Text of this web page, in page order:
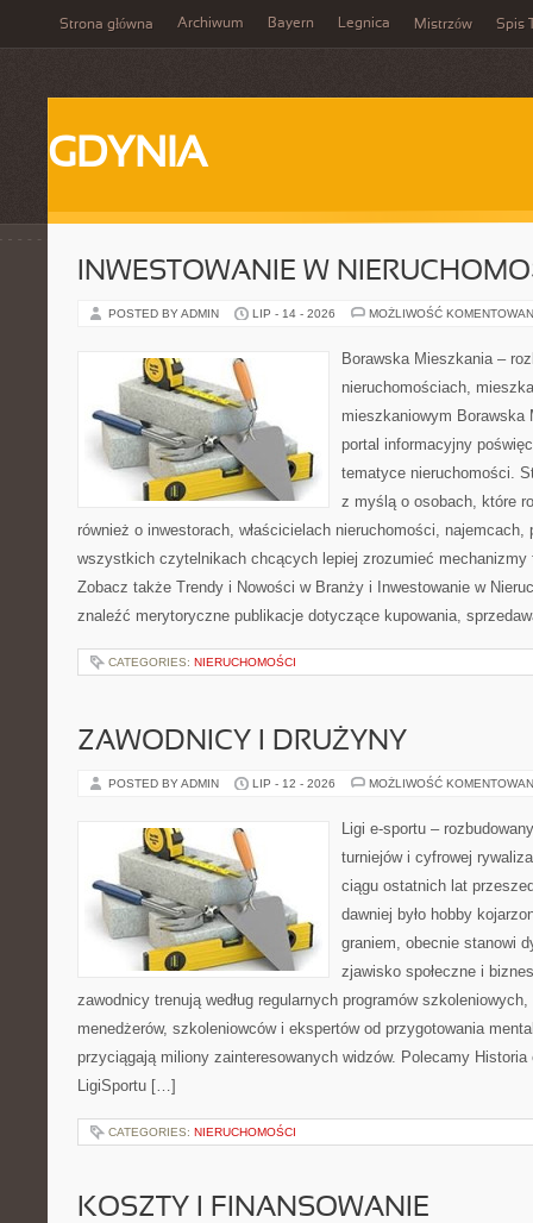
Strona główna Archiwum Bayern Legnica Mistrzów Spis
GDYNIA
INWESTOWANIE W
POSTED BY ADMIN LIP - 14 - 2026 MOŻLIWOŚĆ
Borawska Mieszkania –
nieruchomościach,
mieszkaniowym Borawska
portal informacyjny
tematyce nieruchomości.
z myślą o osobach, które
również o inwestorach, właścicielach nieruchomości, najemcach,
wszystkich czytelnikach chcących lepiej zrozumieć mechanizmy
Zobacz także Trendy i Nowości w Branży i Inwestowanie w
znaleźć merytoryczne publikacje dotyczące kupowania,
CATEGORIES: NIERUCHOMOŚCI
ZAWODNICY I DRUŻYNY
POSTED BY ADMIN LIP - 12 - 2026 MOŻLIWOŚĆ
Ligi e-sportu –
turniejów i cyfrowej
ciągu ostatnich lat
dawniej było hobby
graniem, obecnie stanowi
zjawisko społeczne i
zawodnicy trenują według regularnych programów
menedżerów, szkoleniowców i ekspertów od przygotowania
przyciągają miliony zainteresowanych widzów. Polecamy
LigiSportu […]
CATEGORIES: NIERUCHOMOŚCI
KOSZTY I FINANSOWANIE